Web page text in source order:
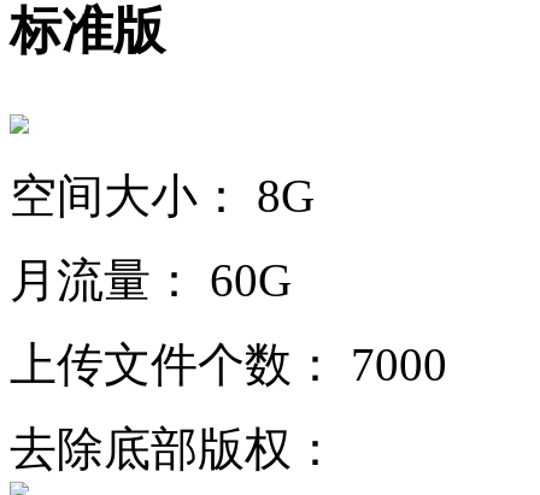
标准版
空间大小：
8G
月流量：
60G
上传文件个数：
7000
去除底部版权：